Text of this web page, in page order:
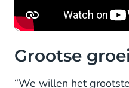
Grootse
“We willen het